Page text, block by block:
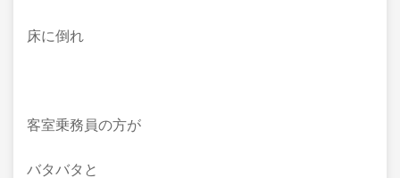
床に倒れ
客室乗務員の方が
バタバタと